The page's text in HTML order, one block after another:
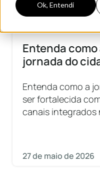
Ok, Entendi
Entenda
jornada do
Entenda como a
ser fortalecida
canais
27 de maio de 2026